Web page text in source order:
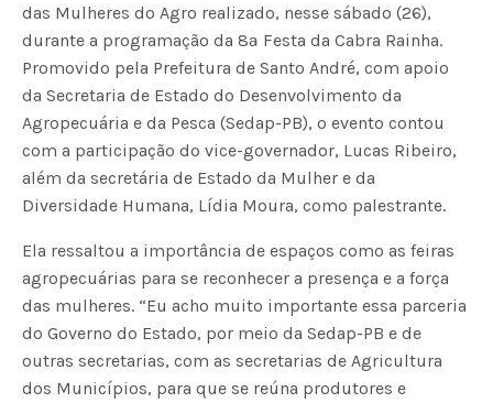
das Mulheres do Agro realizado, nesse sábado (26),
durante a programação da 8ª Festa da Cabra Rainha.
Promovido pela Prefeitura de Santo André, com apoio
da Secretaria de Estado do Desenvolvimento da
Agropecuária e da Pesca (Sedap-PB), o evento contou
com a participação do vice-governador, Lucas Ribeiro,
além da secretária de Estado da Mulher e da
Diversidade Humana, Lídia Moura, como palestrante.
Ela ressaltou a importância de espaços como as feiras
agropecuárias para se reconhecer a presença e a força
das mulheres. “Eu acho muito importante essa parceria
do Governo do Estado, por meio da Sedap-PB e de
outras secretarias, com as secretarias de Agricultura
dos Municípios, para que se reúna produtores e